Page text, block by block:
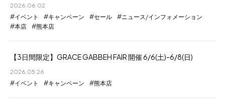
2026.06.02
イベント キャンペーン セール
ニュース/インフォメーション
本店
熊本店
【3日間限定】GRACE GABBEH FAIR 開催 6/6(土)-6/8(日)
2026.05.26
イベント キャンペーン 熊本店